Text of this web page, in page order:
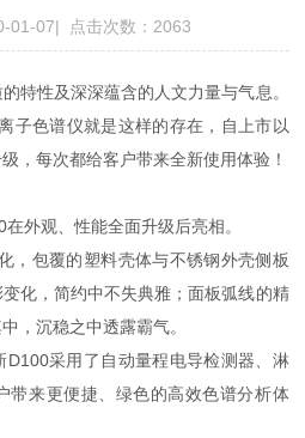
01-07| 点击次数：2063
特性及深深蕴含的人文力量与气息。
子色谱仪就是这样的存在，自上市以
，每次都给客户带来全新使用体验！
外观、性能全面升级后亮相。
，包覆的塑料壳体与不锈钢外壳侧板
化，简约中不失典雅；面板弧线的精
，沉稳之中透露霸气。
采用了自动量程电导检测器、淋
带来更便捷、绿色的高效色谱分析体